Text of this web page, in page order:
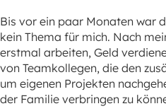
Bis vor ein paar Monaten war
kein Thema für mich. Nach
erstmal arbeiten, Geld
von Teamkollegen, die den
um eigenen Projekten
der Familie verbringen zu